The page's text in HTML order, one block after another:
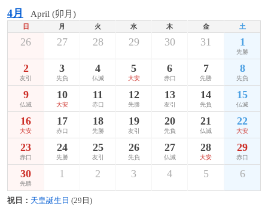
4月 April (卯月)
日 月 火 水 木 金 土
26 27 28 29 30 31 1
先勝
2
友引
3
先負
4
仏滅
5
大安
6
赤口
7
先勝
8
先負
9
仏滅
10
大安
11
赤口
12
先勝
13
友引
14
先負
15
仏滅
16
大安
17
赤口
18
先勝
19
友引
20
先負
21
仏滅
22
大安
23
赤口
24
先勝
25
友引
26
先負
27
仏滅
28
大安
29
赤口
30
先勝
1 2 3 4 5 6
祝日： 天皇誕生日 (29日)